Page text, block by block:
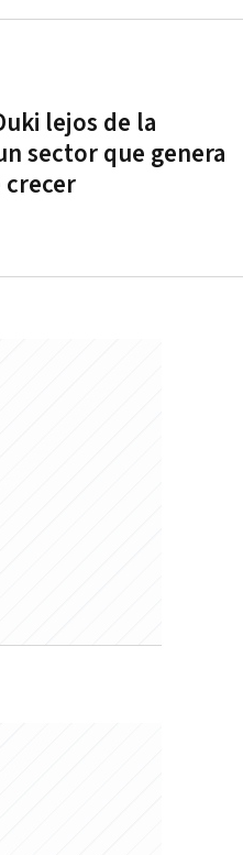
lejos de la
sector que genera
crecer